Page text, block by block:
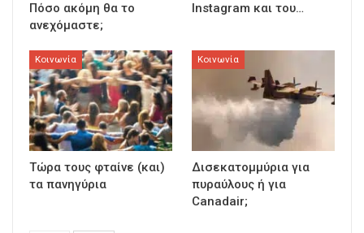
Πόσο ακόμη θα το
ανεχόμαστε;
Instagram και του…
Κοινωνία
Τώρα τους φταίνε (και)
τα πανηγύρια
Κοινωνία
Δισεκατομμύρια για
πυραύλους ή για
Canadair;